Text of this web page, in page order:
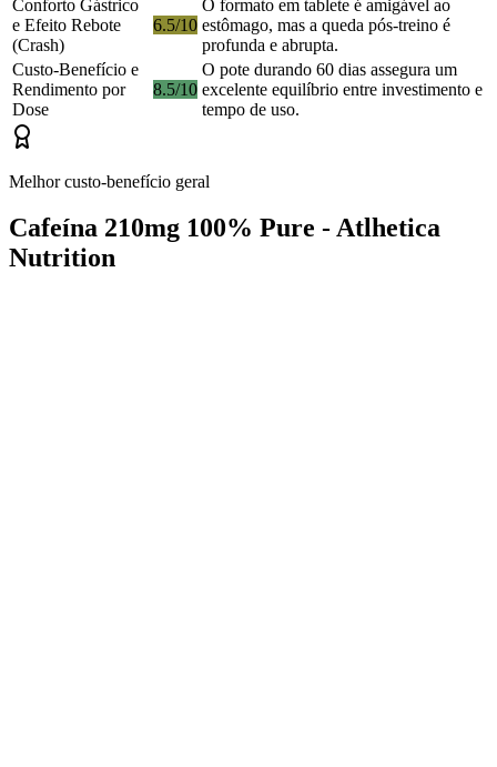
Conforto Gástrico
e Efeito Rebote
(Crash)
6.5/10
O formato em tablete é amigável ao
estômago, mas a queda pós-treino é
profunda e abrupta.
Custo-Benefício e
Rendimento por
Dose
8.5/10
O pote durando 60 dias assegura um
excelente equilíbrio entre investimento e
tempo de uso.
Melhor custo-benefício geral
Cafeína 210mg 100% Pure - Atlhetica
Nutrition